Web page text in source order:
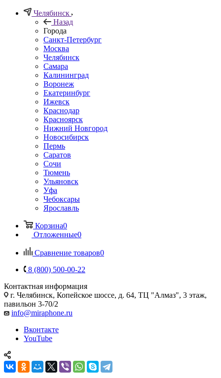
Челябинск
Назад
Города
Санкт-Петербург
Москва
Челябинск
Самара
Калининград
Воронеж
Екатеринбург
Ижевск
Краснодар
Красноярск
Нижний Новгород
Новосибирск
Пермь
Саратов
Сочи
Тюмень
Ульяновск
Уфа
Чебоксары
Ярославль
Корзина0
Отложенные0
Сравнение товаров0
8 (800) 500-00-22
Контактная информация
г. Челябинск, Копейское шоссе, д. 64, ТЦ "Алмаз", 3 этаж,
павильон 3-70/2
info@miraphone.ru
Вконтакте
YouTube